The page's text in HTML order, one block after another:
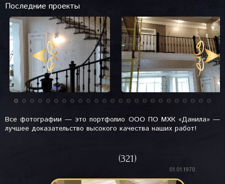
Последние проекты
Все фотографии — это портфолио ООО ПО МХК «Данила» —
лучшее доказательство высокого качества наших работ!
(321)
01.01.1970